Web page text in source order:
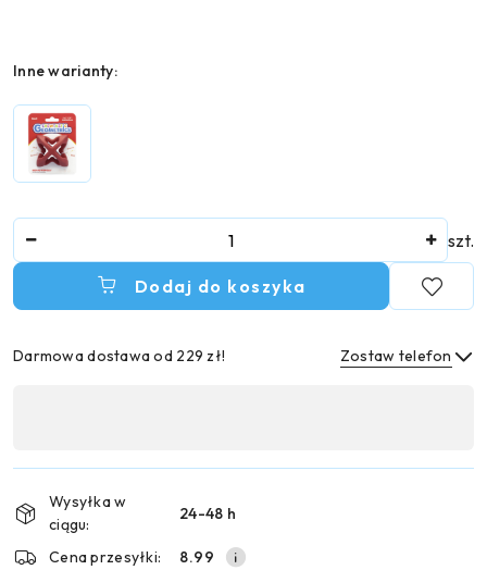
Wariant
Inne warianty:
szt.
Dodaj do koszyka
Darmowa dostawa od 229 zł! Zostaw telefon
płatność
dostawa
Wysyłka w
ciągu:
24-48 h
Cena przesyłki: 8.99